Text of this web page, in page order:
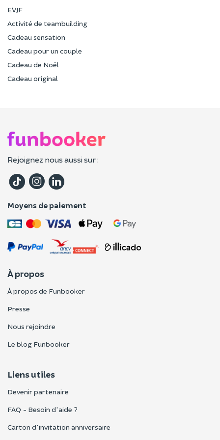
EVJF
Activité de teambuilding
Cadeau sensation
Cadeau pour un couple
Cadeau de Noël
Cadeau original
Rejoignez nous aussi sur :
Moyens de paiement
À propos
À propos de Funbooker
Presse
Nous rejoindre
Le blog Funbooker
Liens utiles
Devenir partenaire
FAQ - Besoin d'aide ?
Carton d'invitation anniversaire